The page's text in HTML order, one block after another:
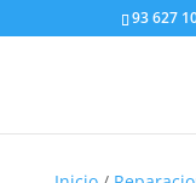
93 627